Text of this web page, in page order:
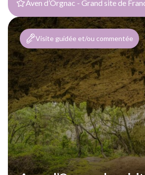
Aven d’Orgnac - Grand site de
Visite guidée et/ou commentée